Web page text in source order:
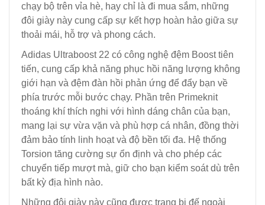
chạy bộ trên vỉa hè, hay chỉ là đi mua sắm, những
đôi giày này cung cấp sự kết hợp hoàn hảo giữa sự
thoải mái, hỗ trợ và phong cách.
Adidas Ultraboost 22 có công nghệ đệm Boost tiên
tiến, cung cấp khả năng phục hồi năng lượng không
giới hạn và đệm đàn hồi phản ứng để đẩy bạn về
phía trước mỗi bước chạy. Phần trên Primeknit
thoáng khí thích nghi với hình dáng chân của bạn,
mang lại sự vừa vặn và phù hợp cá nhân, đồng thời
đảm bảo tính linh hoạt và độ bền tối đa. Hệ thống
Torsion tăng cường sự ổn định và cho phép các
chuyển tiếp mượt mà, giữ cho bạn kiểm soát dù trên
bất kỳ địa hình nào.
Những đôi giày này cũng được trang bị đế ngoài